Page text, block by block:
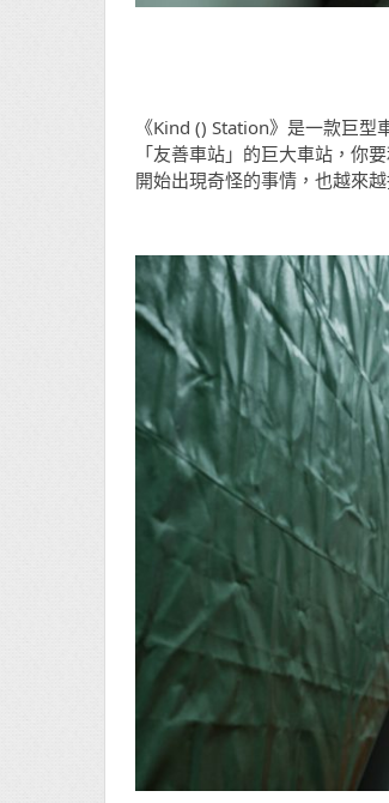
《Kind () Station》是一款巨
「友善車站」的巨大車站，你
開始出現奇怪的事情，也越來